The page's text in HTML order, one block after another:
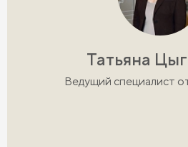
Татьяна
Ведущий специалист